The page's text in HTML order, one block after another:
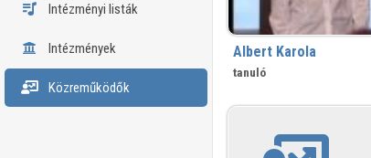
Intézményi listák
Intézmények
Közreműködők
Albert Karola
tanuló